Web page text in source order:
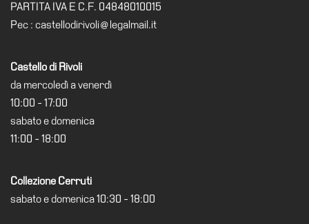
evento
Whistleblowing
Sostieni
museo
PARTITA IVA E C.F. 04848010015
Pec : castellodirivoli@legalmail.it
Castello di Rivoli
da mercoledì a venerdì
10:00 - 17:00
sabato e domenica
11:00 - 18:00
Collezione Cerruti
sabato e domenica 10:30 - 18:00